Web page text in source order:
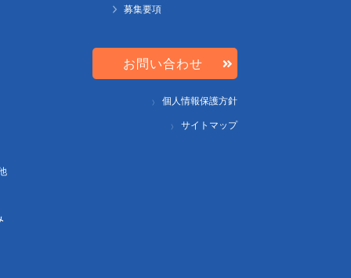
募集要項
お問い合わせ
個人情報保護方針
サイトマップ